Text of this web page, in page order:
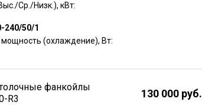
Ср./Низк.), кВт:
240/50/1
(охлаждение), Вт:
фанкойлы
R3
130 000 руб.